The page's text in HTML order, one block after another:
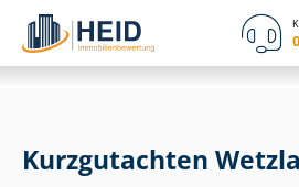
Kurzgutachten